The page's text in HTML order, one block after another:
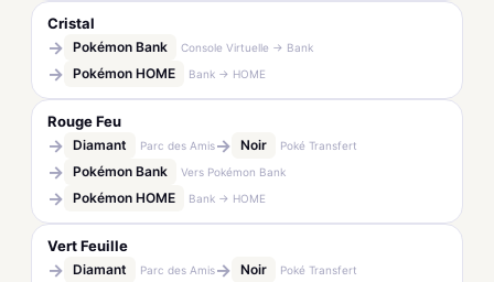
Cristal
→ Pokémon Bank Console Virtuelle → Bank
→ Pokémon HOME Bank → HOME
Rouge Feu
→ Diamant Parc des Amis→ Noir Poké Transfert
→ Pokémon Bank Vers Pokémon Bank
→ Pokémon HOME Bank → HOME
Vert Feuille
→ Diamant Parc des Amis→ Noir Poké Transfert